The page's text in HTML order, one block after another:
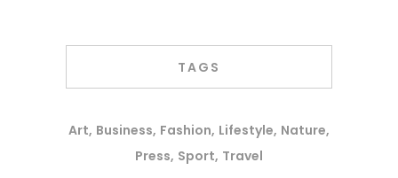
TAGS
Art Business Fashion Lifestyle Nature
Press Sport Travel